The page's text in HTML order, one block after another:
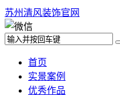
苏州清风装饰官网
首页
实景案例
优秀作品